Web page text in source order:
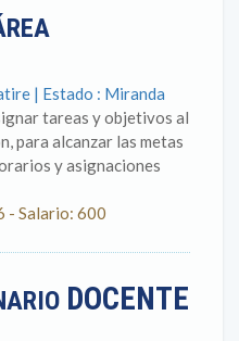
| Estado : Miranda
tareas y objetivos al
para alcanzar las metas
y asignaciones
- Salario: 600
DOCENTE